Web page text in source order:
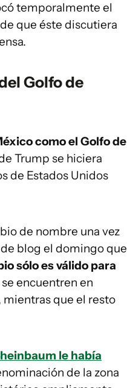
temporalmente el
que éste discutiera
Golfo de
como el Golfo de
Trump se hiciera
de Estados Unidos
de nombre una vez
blog el domingo que
sólo es válido para
encuentren en
que el resto
le había
de la zona